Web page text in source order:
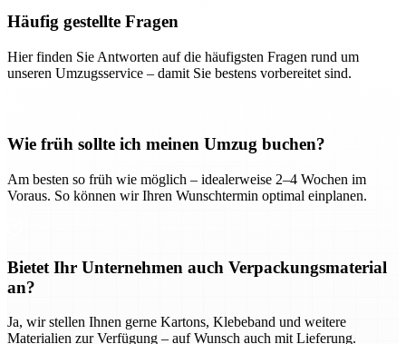
Häufig gestellte Fragen
Hier finden Sie Antworten auf die häufigsten Fragen rund um
unseren Umzugsservice – damit Sie bestens vorbereitet sind.
Wie früh sollte ich meinen Umzug buchen?
Am besten so früh wie möglich – idealerweise 2–4 Wochen im
Voraus. So können wir Ihren Wunschtermin optimal einplanen.
Bietet Ihr Unternehmen auch Verpackungsmaterial
an?
Ja, wir stellen Ihnen gerne Kartons, Klebeband und weitere
Materialien zur Verfügung – auf Wunsch auch mit Lieferung.